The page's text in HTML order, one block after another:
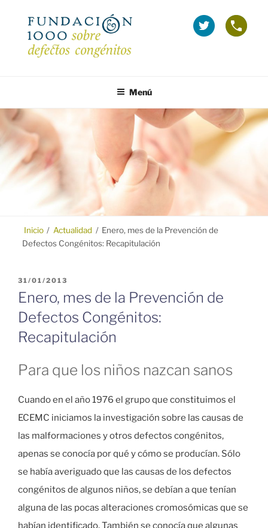
contenido
La
Fundación
abre
en
ventana
nueva)
Menú
Inicio / Actualidad / Enero, mes de la Prevención de
Defectos Congénitos: Recapitulación
PUBLICADO
EL
31/01/2013
Enero, mes de la Prevención de
Defectos Congénitos:
Recapitulación
Para que los niños nazcan sanos
Cuando en el año 1976 el grupo que constituimos el
ECEMC iniciamos la investigación sobre las causas de
las malformaciones y otros defectos congénitos,
apenas se conocía por qué y cómo se producían. Sólo
se había averiguado que las causas de los defectos
congénitos de algunos niños, se debían a que tenían
alguna de las pocas alteraciones cromosómicas que se
habían identificado. También se conocía que algunas